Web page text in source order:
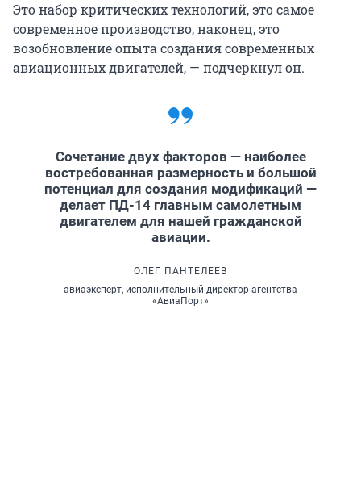
Это набор критических технологий, это самое
современное производство, наконец, это
возобновление опыта создания современных
авиационных двигателей, — подчеркнул он.
Сочетание двух факторов — наиболее
востребованная размерность и большой
потенциал для создания модификаций —
делает ПД-14 главным самолетным
двигателем для нашей гражданской
авиации.
ОЛЕГ ПАНТЕЛЕЕВ
авиаэксперт, исполнительный директор агентства
«АвиаПорт»